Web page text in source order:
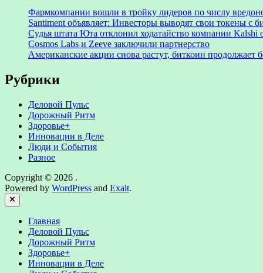
Фармкомпании вошли в тройку лидеров по числу
Santiment объявляет: Инвесторы выводят свои токены
Судья штата Юта отклонил ходатайство компании
Cosmos Labs и Zeeve заключили партнерство
Американские акции снова растут, биткоин продолжает
Рубрики
Деловой Пульс
Дорожный Ритм
Здоровье+
Инновации в Деле
Люди и События
Разное
Copyright © 2026 .
Powered by WordPress and Exalt.
Close
Главная
Деловой Пульс
Дорожный Ритм
Здоровье+
Инновации в Деле